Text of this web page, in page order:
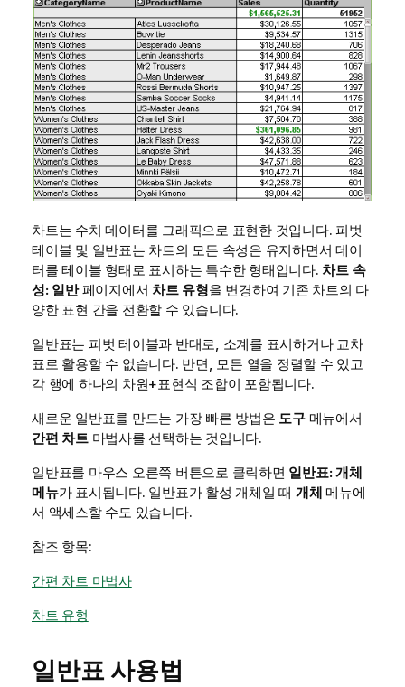
차트는 수치 데이터를 그래픽으로 표현한 것입니다. 피벗
테이블 및 일반표는 차트의 모든 속성은 유지하면서 데이
터를 테이블 형태로 표시하는 특수한 형태입니다. 차트 속
성: 일반페이지에서 차트 유형을 변경하여 기존 차트의 다
양한 표현 간을 전환할 수 있습니다.
일반표는 피벗 테이블과 반대로, 소계를 표시하거나 교차
표로 활용할 수 없습니다. 반면, 모든 열을 정렬할 수 있고
각 행에 하나의 차원+표현식 조합이 포함됩니다.
새로운 일반표를 만드는 가장 빠른 방법은 도구메뉴에서
간편 차트마법사를 선택하는 것입니다.
일반표를 마우스 오른쪽 버튼으로 클릭하면 일반표: 개체
메뉴가 표시됩니다. 일반표가 활성 개체일 때 개체 메뉴에
서 액세스할 수도 있습니다.
참조 항목:
간편 차트 마법사
차트 유형
일반표 사용법